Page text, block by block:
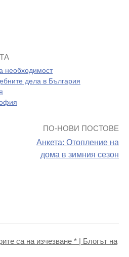
необходимост
дела в България
ПО-НОВИ ПОСТОВЕ
Анкета: Отопление на
дома в зимния сезон
са на изчезване * | Блогът на